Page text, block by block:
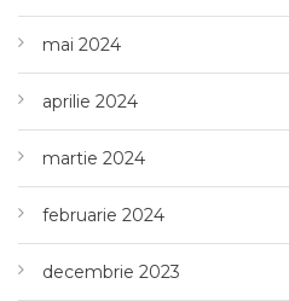
mai 2024
aprilie 2024
martie 2024
februarie 2024
decembrie 2023